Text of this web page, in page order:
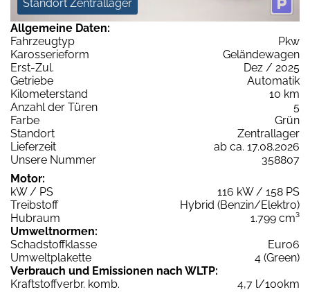
Standort Zentrallager
Allgemeine Daten:
Fahrzeugtyp
Pkw
Karosserieform
Geländewagen
Erst-Zul.
Dez / 2025
Getriebe
Automatik
Kilometerstand
10 km
Anzahl der Türen
5
Farbe
Grün
Standort
Zentrallager
Lieferzeit
ab ca. 17.08.2026
Unsere Nummer
358807
Motor:
kW / PS
116 kW / 158 PS
Treibstoff
Hybrid (Benzin/Elektro)
Hubraum
1.799 cm³
Umweltnormen:
Schadstoffklasse
Euro6
Umweltplakette
4 (Green)
Verbrauch und Emissionen nach WLTP:
Kraftstoffverbr. komb.
4,7 l/100km